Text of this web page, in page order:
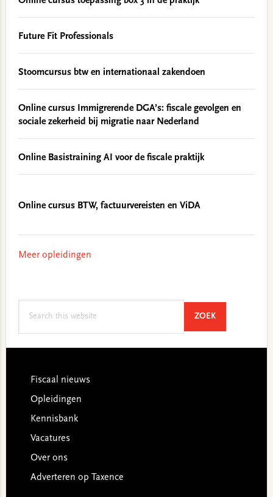
Future Fit Professionals
Stoomcursus btw en internationaal zakendoen
Online cursus Immigrerende DGA’s: fiscale gevolgen en
sociale zekerheid bij migratie naar Nederland
Online Basistraining AI voor de fiscale praktijk
Online cursus BTW, factuurvereisten en ViDA
Meer opleidingen
ZOEKSEARCH
Footer
Fiscaal nieuws
Opleidingen
Kennisbank
Vacatures
Over ons
Adverteren op Taxence